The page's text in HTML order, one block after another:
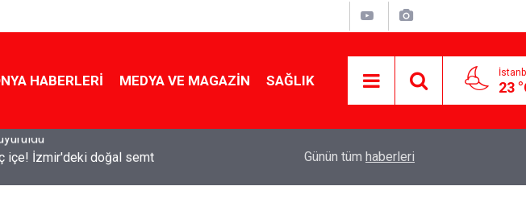
HABERLERI MEDYA VE MAGAZIN SAĞLIK 23
içe! İzmir'deki doğal semt
yapmanın sırrı
Günün tüm haberleri